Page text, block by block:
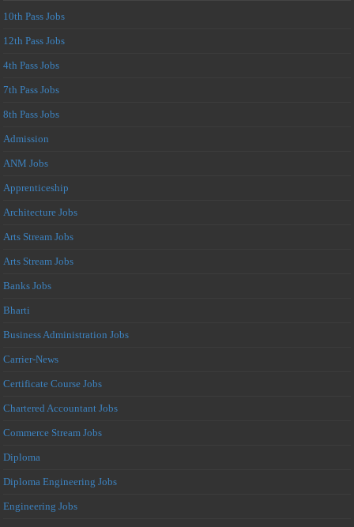
10th Pass Jobs
12th Pass Jobs
4th Pass Jobs
7th Pass Jobs
8th Pass Jobs
Admission
ANM Jobs
Apprenticeship
Architecture Jobs
Arts Stream Jobs
Arts Stream Jobs
Banks Jobs
Bharti
Business Administration Jobs
Carrier-News
Certificate Course Jobs
Chartered Accountant Jobs
Commerce Stream Jobs
Diploma
Diploma Engineering Jobs
Engineering Jobs